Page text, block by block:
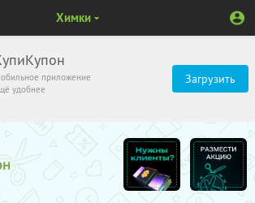
приложение
удобнее
Загрузить
Химки